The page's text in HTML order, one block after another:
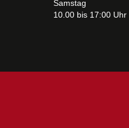
Samstag
10.00 bis 17:00 Uhr